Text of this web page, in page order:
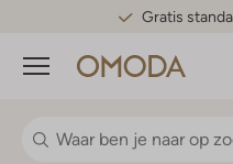
Gratis
Menu